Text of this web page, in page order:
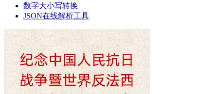
数字大小写转换
JSON在线解析工具